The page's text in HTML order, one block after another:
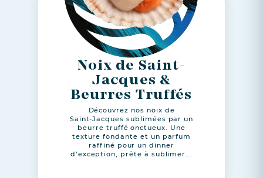
Noix de Saint-
Jacques &
Beurres Truffés
Découvrez nos noix de
Saint‑Jacques sublimées par un
beurre truffé onctueux. Une
texture fondante et un parfum
raffiné pour un dinner
d’exception, prête à sublimer...